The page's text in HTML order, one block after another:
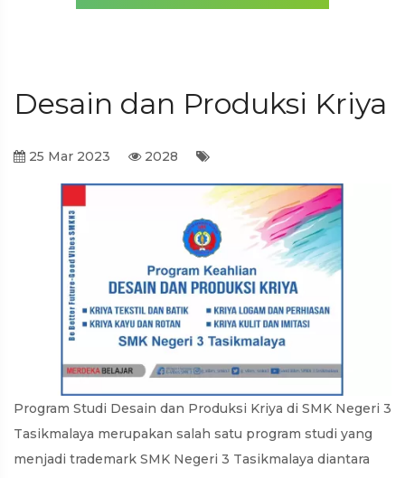
Desain dan Produksi Kriya
25 Mar 2023 2028
Program Studi Desain dan Produksi Kriya di SMK Negeri 3
Tasikmalaya merupakan salah satu program studi yang
menjadi trademark SMK Negeri 3 Tasikmalaya diantara